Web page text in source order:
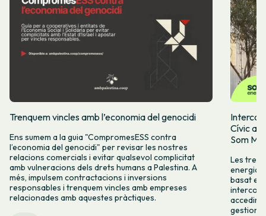
Trenquem vincles amb l’economia del genocidi
Ens sumem a la guia "CompromesESS contra
l’economia del genocidi" per revisar les nostres
relacions comercials i evitar qualsevol complicitat
amb vulneracions dels drets humans a Palestina. A
més, impulsem contractacions i inversions
responsables i trenquem vincles amb empreses
relacionades amb aquestes pràctiques.
Cívic
Som
Les tres
energia,
basat en
accedir